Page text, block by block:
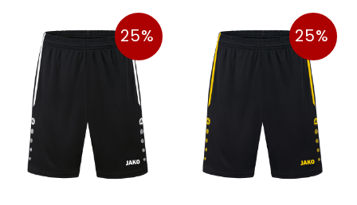
25% 25%